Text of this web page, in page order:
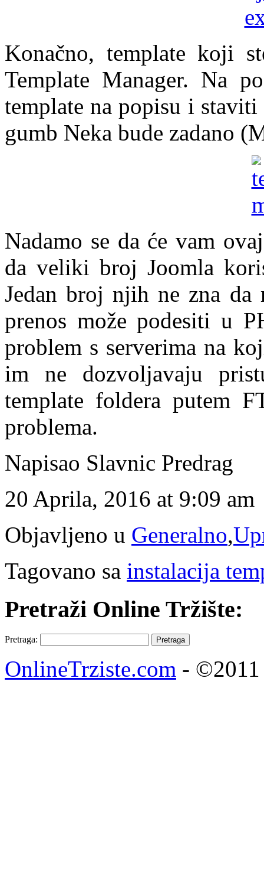
Konačno, template koji
Template Manager. Na
template na popisu i
gumb Neka bude zadano
Nadamo se da će vam
da veliki broj Joomla
Jedan broj njih ne zna da
prenos može podesiti u
problem s serverima na
im ne dozvoljavaju
template foldera putem
problema.
Napisao Slavnic Predrag
20 Aprila, 2016 at 9:09 am
Objavljeno u Generalno,
Tagovano sa instalacija
Pretraži Online Tržište:
Pretraga:
OnlineTrziste.com - ©2011